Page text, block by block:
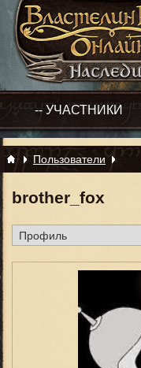
Пользователи
brother_fox